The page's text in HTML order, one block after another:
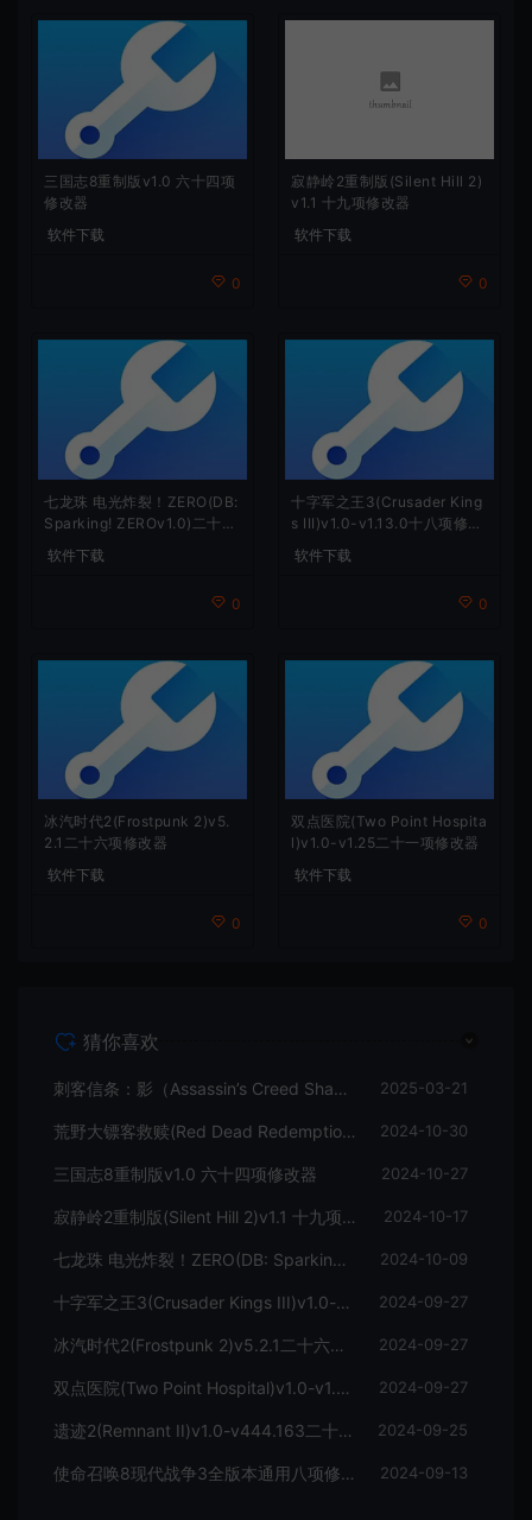
三国志8重制版v1.0 六十四项
修改器
软件下载
0
寂静岭2重制版(Silent Hill 2)
v1.1 十九项修改器
软件下载
0
七龙珠 电光炸裂！ZERO(DB:
Sparking! ZEROv1.0)二十二
软件下载
0
十字军之王3(Crusader King
s III)v1.0-v1.13.0十八项修改
软件下载
0
冰汽时代2(Frostpunk 2)v5.
2.1二十六项修改器
软件下载
0
双点医院(Two Point Hospita
l)v1.0-v1.25二十一项修改器
软件下载
0
猜你喜欢
刺客信条：影（Assassin’s Creed Shadows）》v1.0 二十项修改器 2025-03-21
荒野大镖客救赎(Red Dead Redemption)v1.0十一项修改器 2024-10-30
三国志8重制版v1.0 六十四项修改器 2024-10-27
寂静岭2重制版(Silent Hill 2)v1.1 十九项修改器 2024-10-17
七龙珠 电光炸裂！ZERO(DB: Sparking! ZEROv1.0)二十二项修改器 2024-10-09
十字军之王3(Crusader Kings III)v1.0-v1.13.0十八项修改器 2024-09-27
冰汽时代2(Frostpunk 2)v5.2.1二十六项修改器 2024-09-27
双点医院(Two Point Hospital)v1.0-v1.25二十一项修改器 2024-09-27
遗迹2(Remnant II)v1.0-v444.163二十八项修改器 2024-09-25
使命召唤8现代战争3全版本通用八项修改器 2024-09-13